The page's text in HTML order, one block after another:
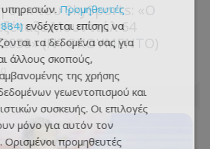
σοκ του SkySports: «O
Μουντιάλ 64
2030» (ΝΤΟΚΟΥΜΕΝΤΟ)
Προμηθευτές
ενδέχεται επίσης να
τα δεδομένα σας για
άλλους σκοπούς,
της χρήσης
γεωεντοπισμού και
συσκευής. Οι επιλογές
μόνο για αυτόν τον
Ορισμένοι προμηθευτές